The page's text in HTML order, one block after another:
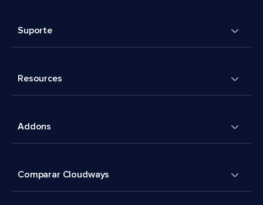
Suporte
Resources
Addons
Comparar Cloudways